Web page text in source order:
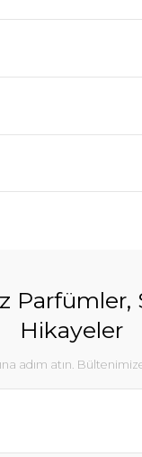
Parfümler,
Hikayeler
adım atın.